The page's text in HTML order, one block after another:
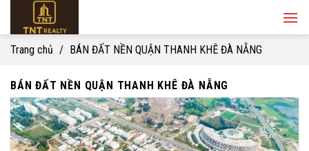
content
Trang chủ / BÁN ĐẤT NỀN QUẬN THANH KHÊ ĐÀ NẴNG
BÁN ĐẤT NỀN QUẬN THANH KHÊ ĐÀ NẴNG